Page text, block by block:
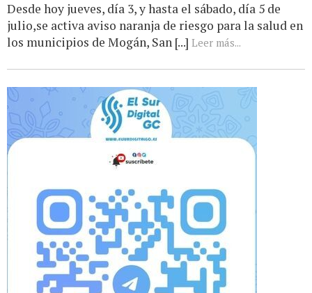
Desde hoy jueves, día 3, y hasta el sábado, día 5 de
julio,se activa aviso naranja de riesgo para la salud en
los municipios de Mogán, San [...] Leer más...